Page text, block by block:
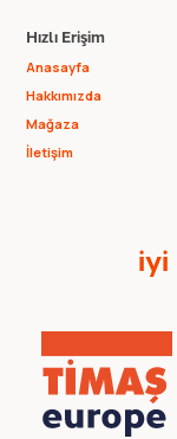
Hızlı Erişim
Anasayfa
Hakkımızda
Mağaza
İletişim
iyi